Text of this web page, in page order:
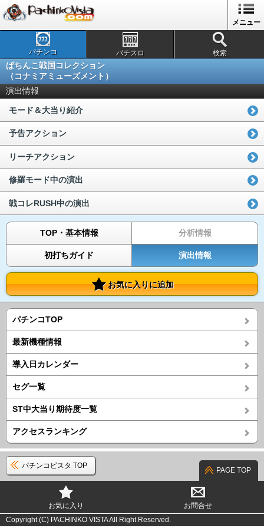
メニュー
パチンコ パチスロ 検索
ぱちんこ戦国コレクション
（コナミアミューズメント）
演出情報
モード＆大当り紹介
予告アクション
リーチアクション
修羅モード中の演出
戦コレRUSH中の演出
TOP・基本情報 分析情報
初打ちガイド 演出情報
お気に入りに追加
パチンコTOP
最新機種情報
導入日カレンダー
セグ一覧
ST中大当り期待度一覧
アクセスランキング
パチンコビスタ TOP
PAGE TOP
お気に入り
お問合せ
Copyright (C) PACHINKO VISTA All Right Reserved.